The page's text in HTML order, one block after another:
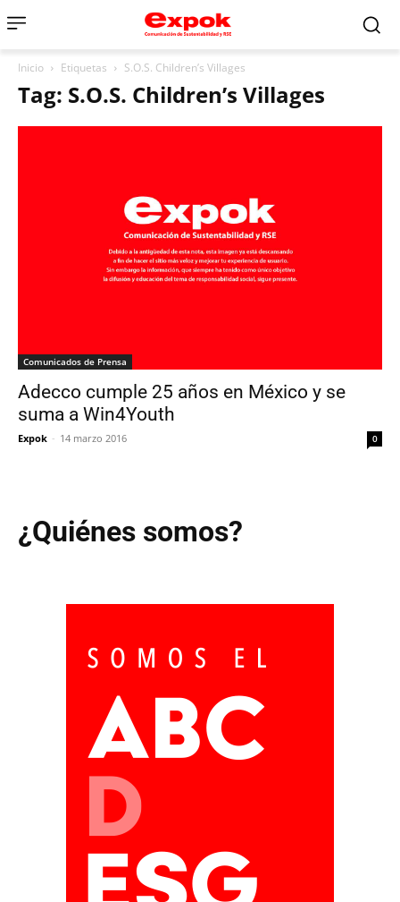
Inicio Etiquetas S.O.S. Children’s Villages
Tag: S.O.S. Children’s Villages
Comunicados de Prensa
Adecco cumple 25 años en México y se
suma a Win4Youth
Expok - 14 marzo 2016 0
¿Quiénes somos?